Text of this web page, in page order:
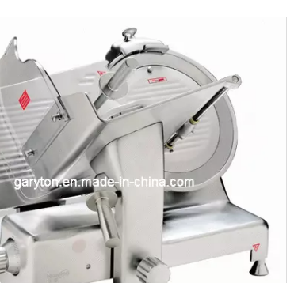
Equipo de buffet
Equipos de acero inoxidable
Servicio de comida